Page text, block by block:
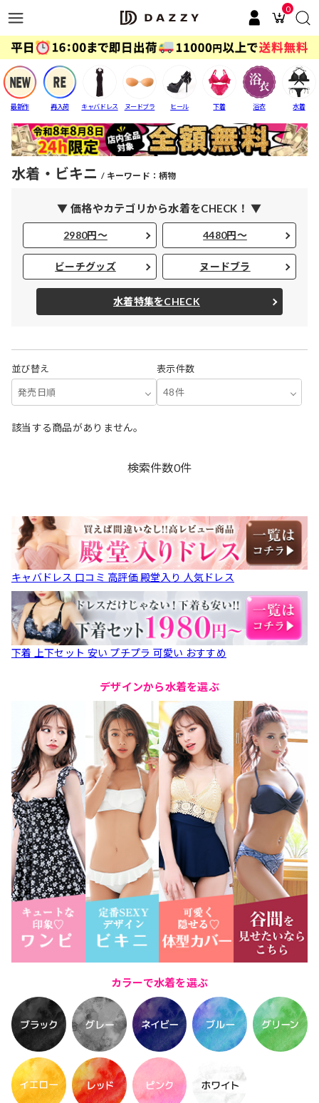
0
最新作 再入荷 キャバドレス ヌードブラ ヒール 下着 浴衣 水着
水着・ビキニ キーワード：柄物
▼ 価格やカテゴリから水着をCHECK！ ▼
2980円～ 4480円～
ビーチグッズ ヌードブラ
水着特集をCHECK
並び替え
発売日順
表示件数
48件
該当する商品がありません。
検索件数0件
キャバドレス 口コミ 高評価 殿堂入り 人気ドレス
下着 上下セット 安い プチプラ 可愛い おすすめ
デザインから水着を選ぶ
カラーで水着を選ぶ